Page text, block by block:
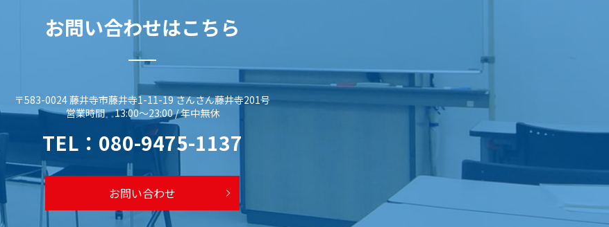
お問い合わせはこちら
〒583-0024 藤井寺市藤井寺1-11-19 さんさん藤井寺201号
営業時間 13:00～23:00 / 年中無休
TEL： 080-9475-1137
お問い合わせ